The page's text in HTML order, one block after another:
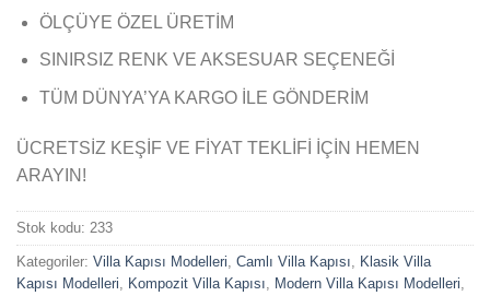
ÖLÇÜYE ÖZEL ÜRETİM
SINIRSIZ RENK VE AKSESUAR SEÇENEĞİ
TÜM DÜNYA’YA KARGO İLE GÖNDERİM
ÜCRETSİZ KEŞİF VE FİYAT TEKLİFİ İÇİN HEMEN
ARAYIN!
Stok kodu: 233
Kategoriler: Villa Kapısı Modelleri, Camlı Villa Kapısı, Klasik Villa
Kapısı Modelleri, Kompozit Villa Kapısı, Modern Villa Kapısı Modelleri,